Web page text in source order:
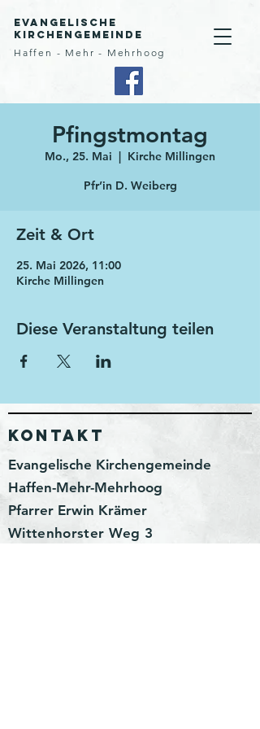
Evangelische
Kirchengemeinde
Haffen - Mehr - Mehrhoog
Pfingstmontag
Mo., 25. Mai
  |
Kirche Millingen
Pfr’in D. Weiberg
Zeit & Ort
25. Mai 2026, 11:00
Kirche Millingen
Diese Veranstaltung teilen
KONTAKT
Evangelische Kirchengemeinde
Haffen-Mehr-Mehrhoog
Pfarrer Erwin Krämer
Wittenhorster Weg 3